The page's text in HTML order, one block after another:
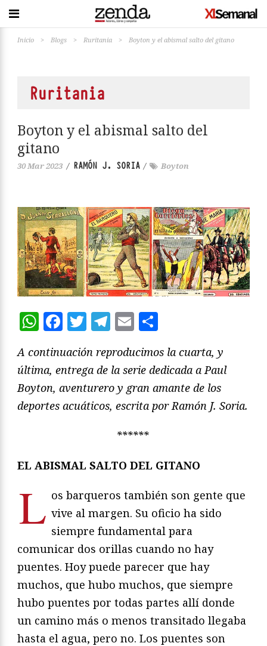
Inicio > Blogs > Ruritania > Boyton y el abismal salto del gitano
Ruritania
Boyton y el abismal salto del
gitano
30 Mar 2023 / RAMÓN J. SORIA / Boyton
WhatsApp
Facebook
Twitter
Telegram
Email
A continuación reproducimos la cuarta, y
última, entrega de la serie dedicada a Paul
Boyton, aventurero y gran amante de los
deportes acuáticos, escrita por Ramón J. Soria.
******
EL ABISMAL SALTO DEL GITANO
L os barqueros también son gente que
vive al margen. Su oficio ha sido
siempre fundamental para
comunicar dos orillas cuando no hay
puentes. Hoy puede parecer que hay
muchos, que hubo muchos, que siempre
hubo puentes por todas partes allí donde
un camino más o menos transitado llegaba
hasta el agua, pero no. Los puentes son